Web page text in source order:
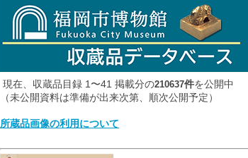
現在、収蔵品目録 1〜41 掲載分の210637件を公開中
（未公開資料は準備が出来次第、順次公開予定）
所蔵品画像の利用について